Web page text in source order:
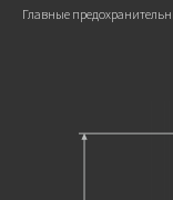
Главные